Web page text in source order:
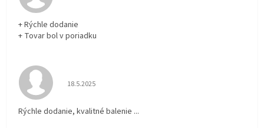
+ Rýchle dodanie
+ Tovar bol v poriadku
Hodnotenie obchodu je 5 z 5 hviezdičiek.
18.5.2025
Rýchle dodanie, kvalitné balenie ...